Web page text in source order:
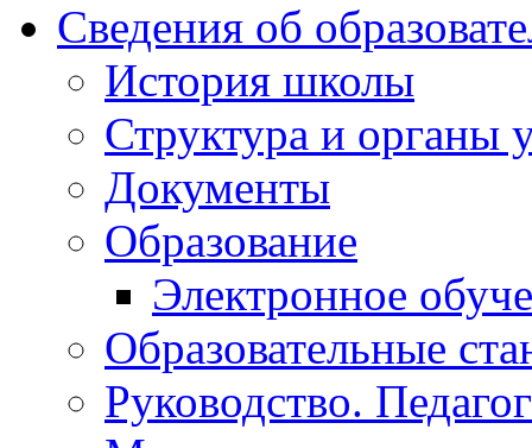
Сведения об
История школы
Структура и органы
Документы
Образование
Электронное
Образовательные
Руководство.